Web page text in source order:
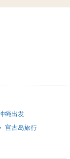
绳出发
宫古岛旅行